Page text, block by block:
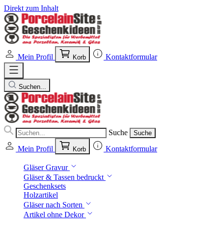
Direkt zum Inhalt
Mein Profil Korb Kontaktformular
Suchen...
Suche Suche
Mein Profil Korb Kontaktformular
Gläser Gravur
Gläser & Tassen bedruckt
Geschenksets
Holzartikel
Gläser nach Sorten
Artikel ohne Dekor